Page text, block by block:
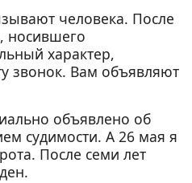
человека. После
носившего
характер,
звонок. Вам объявляют
объявлено об
судимости. А 26 мая я
После семи лет